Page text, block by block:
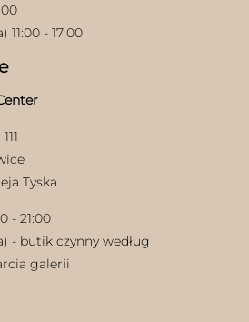
11:00 - 17:00
Tyska
- 21:00
- butik czynny według
otwarcia galerii